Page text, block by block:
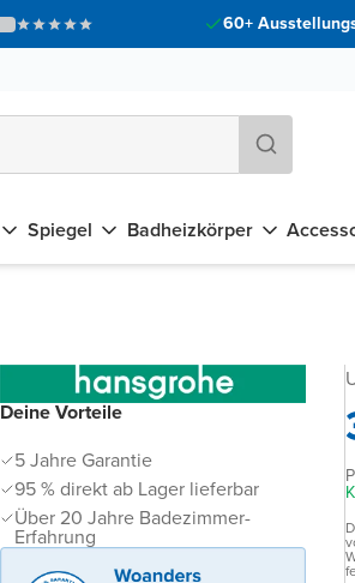
60+
Spiegel Badheizkörper
Deine Vorteile
5 Jahre Garantie
95 % direkt ab Lager lieferbar
Über 20 Jahre Badezimmer-
Erfahrung